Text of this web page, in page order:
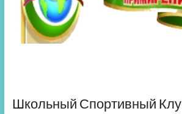
Школьный Спортивный